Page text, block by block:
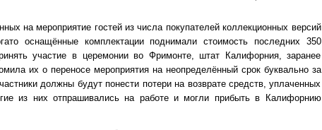
на мероприятие гостей из числа покупателей коллекционных версий
оснащённые комплектации поднимали стоимость последних 350
участие в церемонии во Фримонте, штат Калифорния, заранее
их о переносе мероприятия на неопределённый срок буквально за
должны будут понести потери на возврате средств, уплаченных
из них отпрашивались на работе и могли прибыть в Калифорнию